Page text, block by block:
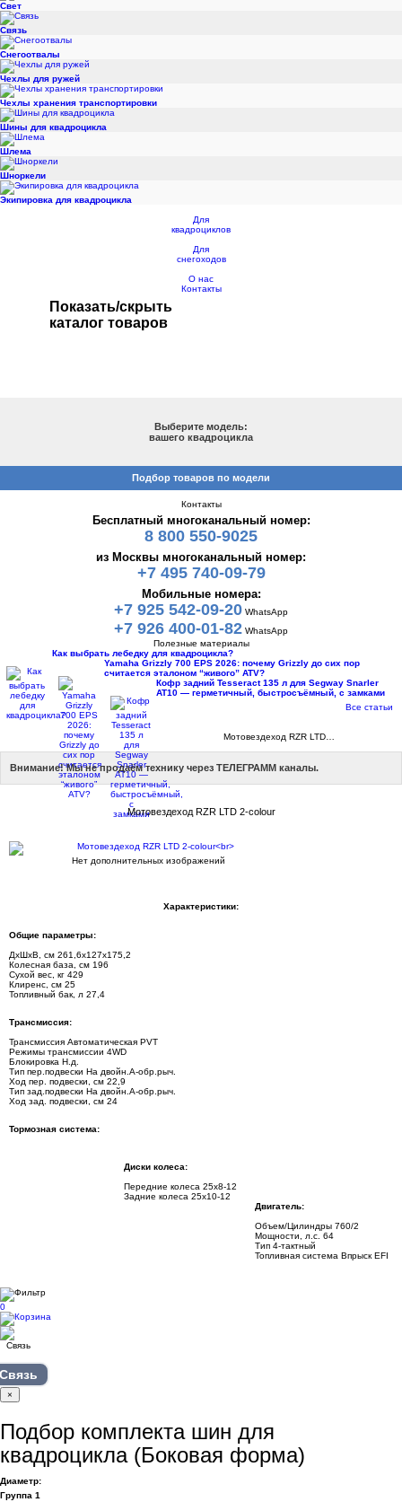
Свет
Связь
Снегоотвалы
Чехлы для ружей
Чехлы хранения транспортировки
Шины для квадроцикла
Шлема
Шноркели
Экипировка для квадроцикла
Для
квадроциклов
Для
снегоходов
О нас
Контакты
Показать/скрыть
каталог товаров
Выберите модель:
вашего квадроцикла
Подбор товаров по модели
Контакты
Бесплатный многоканальный номер:
8 800 550-9025
из Москвы многоканальный номер:
+7 495 740-09-79
Мобильные номера:
+7 925 542-09-20 WhatsApp
+7 926 400-01-82 WhatsApp
Полезные материалы
Как выбрать лебедку для квадроцикла?
Yamaha Grizzly 700 EPS 2026: почему Grizzly до сих пор
считается эталоном “живого” ATV?
Кофр задний Tesseract 135 л для Segway Snarler
AT10 — герметичный, быстросъёмный, с замками
Все статьи
Мотовездеход RZR LTD…
Внимание! Мы не продаём технику через ТЕЛЕГРАММ каналы.
Мотовездеход RZR LTD 2-colour
Нет дополнительных изображений
Характеристики:
Общие параметры:
ДхШхВ, см 261,6х127х175,2
Колесная база, см 196
Сухой вес, кг 429
Клиренс, см 25
Топливный бак, л 27,4
Трансмиссия:
Трансмиссия Автоматическая PVT
Режимы трансмиссии 4WD
Блокировка Н.д.
Тип пер.подвески На двойн.А-обр.рыч.
Ход пер. подвески, см 22,9
Тип зад.подвески На двойн.А-обр.рыч.
Ход зад. подвески, см 24
Тормозная система:
Диски колеса:
Передние колеса 25х8-12
Задние колеса 25х10-12
Двигатель:
Объем/Цилиндры 760/2
Мощности, л.с. 64
Тип 4-тактный
Топливная система Впрыск EFI
0
×
Подбор комплекта шин для
квадроцикла (Боковая форма)
Диаметр:
Группа 1